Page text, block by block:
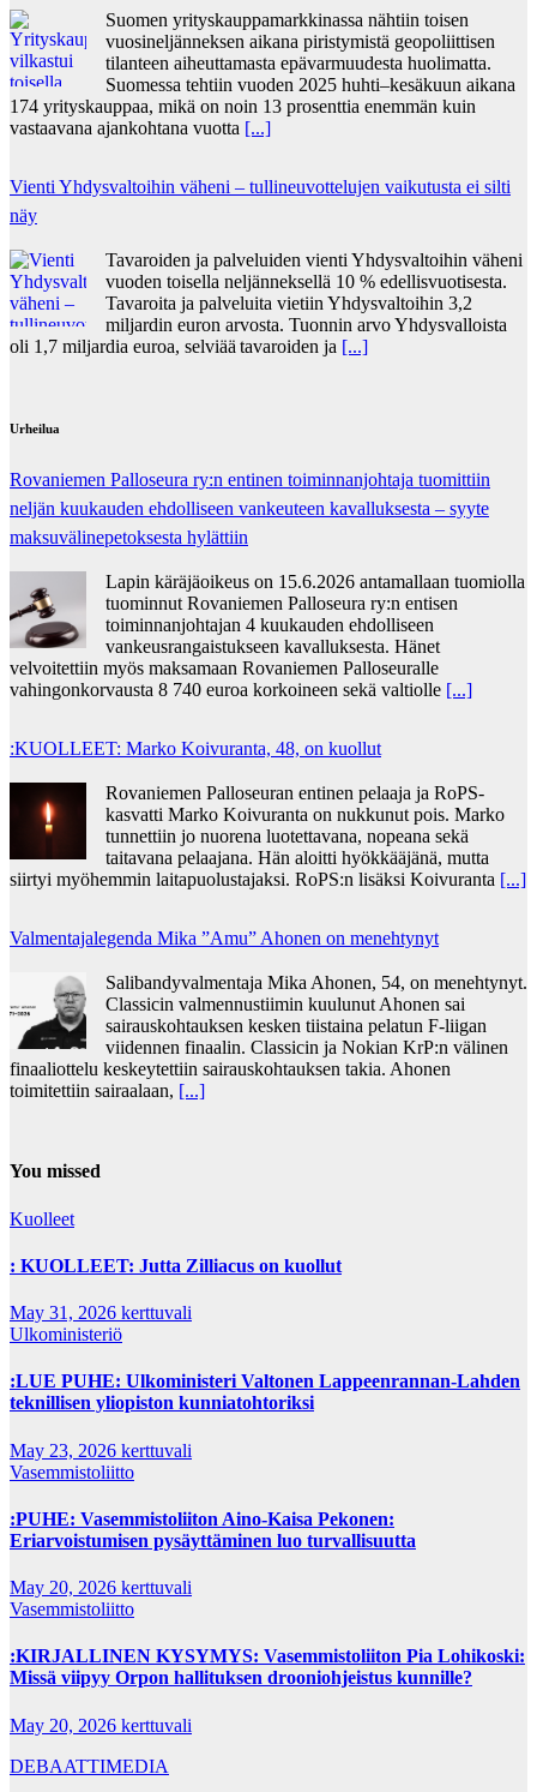
Suomen yrityskauppamarkkinassa nähtiin toisen
vuosineljänneksen aikana piristymistä geopoliittisen
tilanteen aiheuttamasta epävarmuudesta huolimatta.
Suomessa tehtiin vuoden 2025 huhti–kesäkuun aikana
174 yrityskauppaa, mikä on noin 13 prosenttia enemmän kuin
vastaavana ajankohtana vuotta [...]
Vienti Yhdysvaltoihin väheni – tullineuvottelujen vaikutusta ei silti
näy
Tavaroiden ja palveluiden vienti Yhdysvaltoihin väheni
vuoden toisella neljänneksellä 10 % edellisvuotisesta.
Tavaroita ja palveluita vietiin Yhdysvaltoihin 3,2
miljardin euron arvosta. Tuonnin arvo Yhdysvalloista
oli 1,7 miljardia euroa, selviää tavaroiden ja [...]
Urheilua
Rovaniemen Palloseura ry:n entinen toiminnanjohtaja tuo­mit­tiin
neljän kuu­kau­den eh­dol­li­seen van­keu­teen ka­val­luk­ses­ta – syyte
mak­su­vä­li­ne­pe­tok­ses­ta hy­lät­tiin
Lapin käräjäoikeus on 15.6.2026 antamallaan tuomiolla
tuominnut Rovaniemen Palloseura ry:n entisen
toiminnanjohtajan 4 kuukauden ehdolliseen
vankeusrangaistukseen kavalluksesta. Hänet
velvoitettiin myös maksamaan Rovaniemen Palloseuralle
vahingonkorvausta 8 740 euroa korkoineen sekä valtiolle [...]
:KUOLLEET: Marko Koivuranta, 48, on kuollut
Rovaniemen Palloseuran entinen pelaaja ja RoPS-
kasvatti Marko Koivuranta on nukkunut pois. Marko
tunnettiin jo nuorena luotettavana, nopeana sekä
taitavana pelaajana. Hän aloitti hyökkääjänä, mutta
siirtyi myöhemmin laitapuolustajaksi. RoPS:n lisäksi Koivuranta [...]
Valmentajalegenda Mika ”Amu” Ahonen on menehtynyt
Salibandyvalmentaja Mika Ahonen, 54, on menehtynyt.
Classicin valmennustiimin kuulunut Ahonen sai
sairauskohtauksen kesken tiistaina pelatun F-liigan
viidennen finaalin. Classicin ja Nokian KrP:n välinen
finaaliottelu keskeytettiin sairauskohtauksen takia. Ahonen
toimitettiin sairaalaan, [...]
You missed
Kuolleet
: KUOLLEET: Jutta Zilliacus on kuollut
May 31, 2026 kerttuvali
Ulkoministeriö
:LUE PUHE: Ulkoministeri Valtonen Lappeenrannan-Lahden
teknillisen yliopiston kunniatohtoriksi
May 23, 2026 kerttuvali
Vasemmistoliitto
:PUHE: Vasemmistoliiton Aino-Kaisa Pekonen:
Eriarvoistumisen pysäyttäminen luo turvallisuutta
May 20, 2026 kerttuvali
Vasemmistoliitto
:KIRJALLINEN KYSYMYS: Vasemmistoliiton Pia Lohikoski:
Missä viipyy Orpon hallituksen drooniohjeistus kunnille?
May 20, 2026 kerttuvali
DEBAATTIMEDIA